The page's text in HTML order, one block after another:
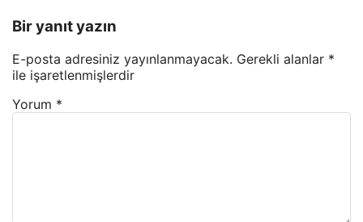
Bir yanıt yazın
E-posta adresiniz yayınlanmayacak. Gerekli alanlar *
ile işaretlenmişlerdir
Yorum *